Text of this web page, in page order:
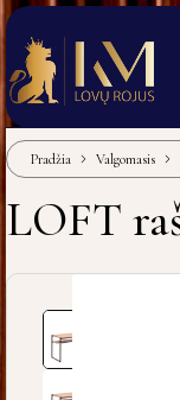
Pradžia Valgomasis
LOFT